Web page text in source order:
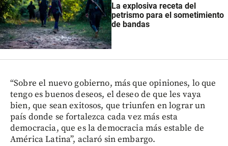
La explosiva receta del
petrismo para el sometimiento
de bandas
“Sobre el nuevo gobierno, más que opiniones, lo que
tengo es buenos deseos, el deseo de que les vaya
bien, que sean exitosos, que triunfen en lograr un
país donde se fortalezca cada vez más esta
democracia, que es la democracia más estable de
América Latina”, aclaró sin embargo.